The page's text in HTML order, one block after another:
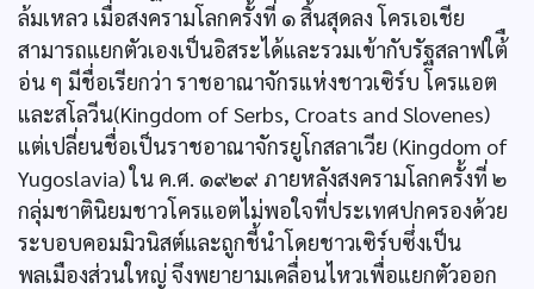
ล้มเหลว เมื่อสงครามโลกครั้งที่ ๑ สิ้นสุดลง โครเอเชีย
สามารถแยกตัวเองเป็นอิสระได้และรวมเข้ากับรัฐสลาฟใต้ื
อ่น ๆ มีชื่อเรียกว่า ราชอาณาจักรแห่งชาวเซิร์บ โครแอต
และสโลวีน(Kingdom of Serbs, Croats and Slovenes)
แต่เปลี่ยนชื่อเป็นราชอาณาจักรยูโกสลาเวีย (Kingdom of
Yugoslavia) ใน ค.ศ. ๑๙๒๙ ภายหลังสงครามโลกครั้งที่ ๒
กลุ่มชาตินิยมชาวโครแอตไม่พอใจที่ประเทศปกครองด้วย
ระบอบคอมมิวนิสต์และถูกชี้นำโดยชาวเซิร์บซึ่งเป็น
พลเมืองส่วนใหญ่ จึงพยายามเคลื่อนไหวเพื่อแยกตัวออก